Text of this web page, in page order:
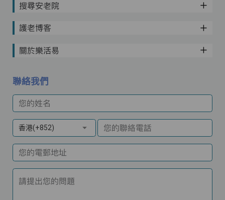
搜尋安老院
護老博客
關於樂活易
聯絡我們
您的姓名
香港(+852) 您的聯絡電話
您的電郵地址
請提出您的問題